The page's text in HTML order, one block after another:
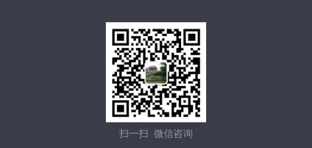
扫一扫 微信咨询